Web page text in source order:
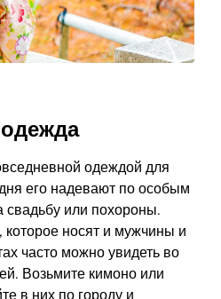
одеждой для
его надевают по особым
или похороны.
носят и мужчины и
часто можно увидеть во
Возьмите кимоно или